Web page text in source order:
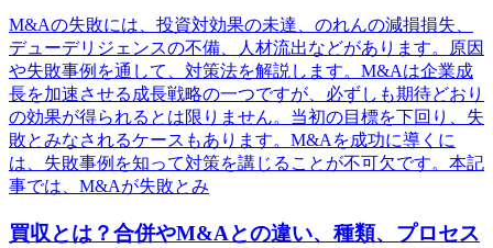
M&Aの失敗には、投資対効果の未達、のれんの減損損失、
デューデリジェンスの不備、人材流出などがあります。原因
や失敗事例を通して、対策法を解説します。M&Aは企業成
長を加速させる成長戦略の一つですが、必ずしも期待どおり
の効果が得られるとは限りません。当初の目標を下回り、失
敗とみなされるケースもあります。M&Aを成功に導くに
は、失敗事例を知って対策を講じることが不可欠です。本記
事では、M&Aが失敗とみ
買収とは？合併やM&Aとの違い、種類、プロセス